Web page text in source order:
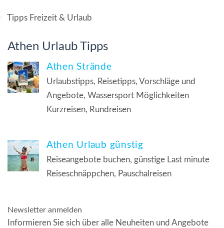
Tipps Freizeit & Urlaub
Athen Urlaub Tipps
Athen Strände
Urlaubstipps, Reisetipps, Vorschläge und
Angebote, Wassersport Möglichkeiten
Kurzreisen, Rundreisen
Athen Urlaub günstig
Reiseangebote buchen, günstige Last minute
Reiseschnäppchen, Pauschalreisen
Newsletter anmelden
Informieren Sie sich über alle Neuheiten und Angebote